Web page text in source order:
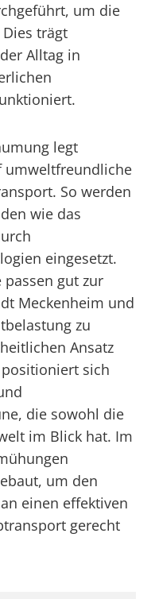
um die
trägt
Alltag in
legt
umweltfreundliche
So werden
wie das
eingesetzt.
passen gut zur
Meckenheim und
zu
Ansatz
sich
die sowohl die
im Blick hat. Im
um den
einen effektiven
gerecht